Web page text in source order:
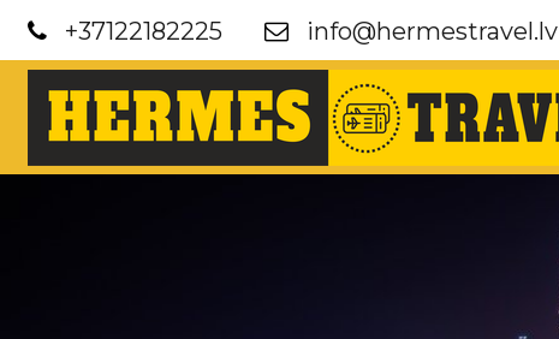
+37122182225 info@hermestravel.lv